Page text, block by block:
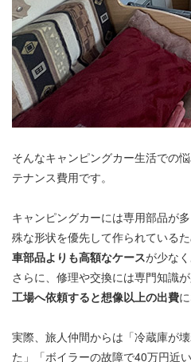
そんなキャンピングカー生活での
テナンス費用です。
キャンピングカーには専用部品が
殊な形状を優先して作られているた
車部品よりも高額なケースが少なく
さらに、修理や交換には専門知識
工場へ依頼すると想像以上の出費
実際、旅人仲間からは「冷蔵庫が
た」「ボイラーの故障で40万円近